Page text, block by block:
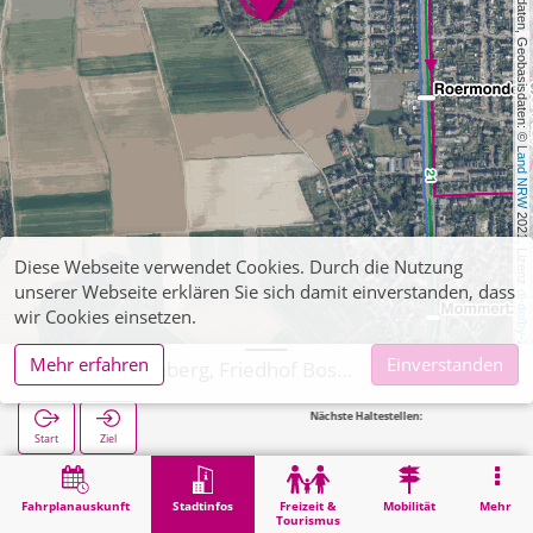
, Kartendaten, Geobasisdaten: ©
Land NRW
2021, Lizenz
dl-de/by-2-0
Fahrplanauskunft Stadtinfos
Freizeit &
Tourismus
Mobilität Mehr
Start Ziel
Nächste Haltestellen:
Stadtinfos Übach-Palenberg, Friedhof Boscheln
Diese Webseite verwendet Cookies. Durch die Nutzung
unserer Webseite erklären Sie sich damit einverstanden, dass
wir Cookies einsetzen.
Mehr erfahren
Einverstanden